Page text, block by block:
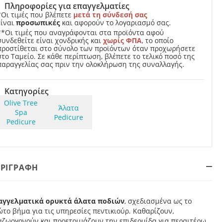
Πληροφορίες για επαγγελματίες
τιμές που βλέπετε μετά τη σύνδεσή σας
προσωπικές και αφορούν το λογαριασμό σας.
τιμές που αναγράφονται στα προϊόντα αφού
είναι χονδρικής και χωρίς ΦΠΑ, το οποίο
στο σύνολο των προϊόντων όταν προχωρήσετε
Ταμείο. Σε κάθε περίπτωση, βλέπετε το τελικό ποσό της
σας πριν την ολοκλήρωση της συναλλαγής.
Κατηγορίες
Olive Tree
Spa
Pedicure
Άλατα
Pedicure
ορυκτά άλατα ποδιών, σχεδιασμένα ως το
βήμα για τις υπηρεσίες πεντικιούρ. Καθαρίζουν,